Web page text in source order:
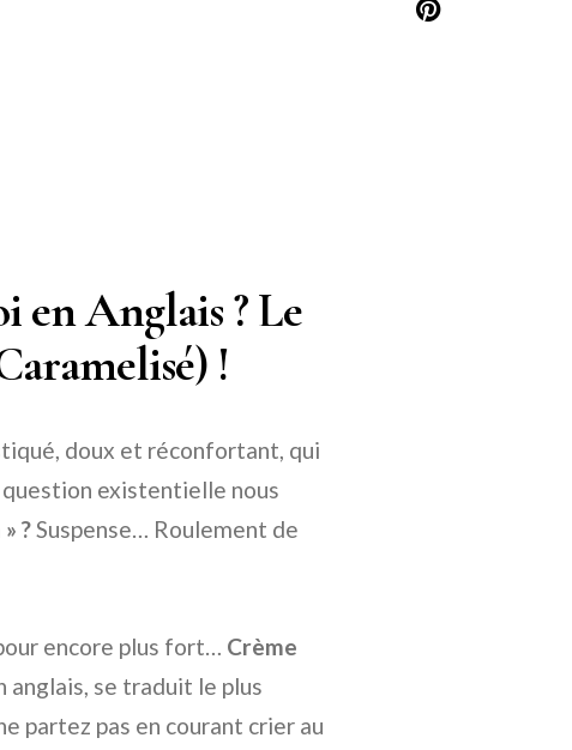
en Anglais ? Le
!
doux et réconfortant, qui
existentielle nous
?Suspense… Roulement de
encore plus fort… Crème
anglais, se traduit le plus
partez pas en courant crier au